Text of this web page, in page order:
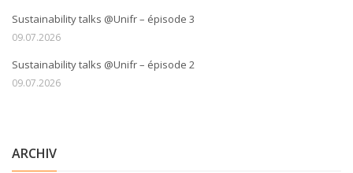
Sustainability talks @Unifr – épisode 3
09.07.2026
Sustainability talks @Unifr – épisode 2
09.07.2026
ARCHIV